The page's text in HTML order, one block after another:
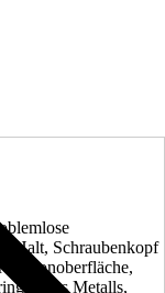
Halt, Schraubenkopf
Kartonoberfläche,
des Metalls,